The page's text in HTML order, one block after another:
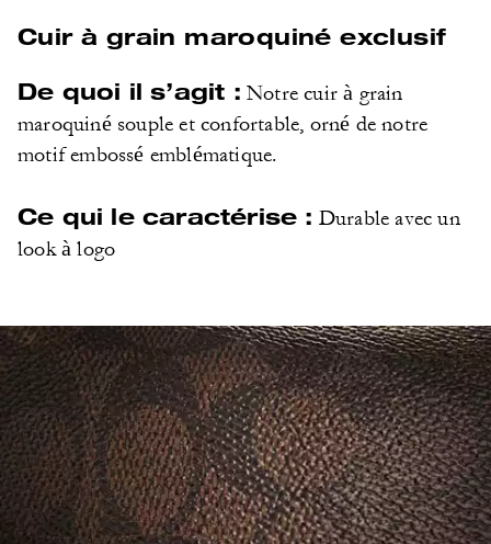
Cuir à grain maroquiné exclusif
De quoi il s’agit : Notre cuir à grain
maroquiné souple et confortable, orné de notre
motif embossé emblématique.
Ce qui le caractérise : Durable avec un
look à logo